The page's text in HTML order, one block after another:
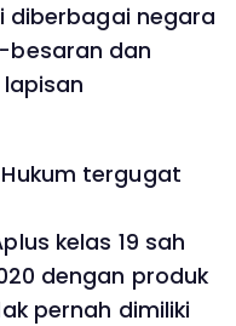
negara
besaran dan
tergugat
kelas 19 sah
dengan produk
pernah dimiliki